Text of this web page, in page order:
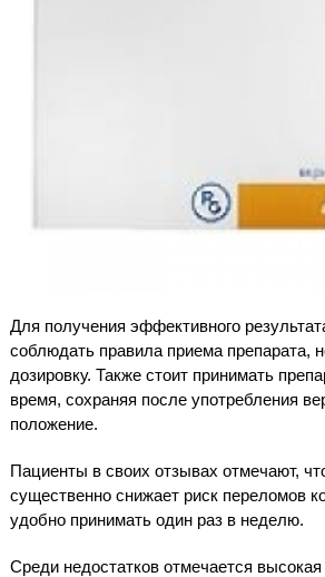
Для получения эффективного
соблюдать правила приема препарата,
дозировку. Также стоит принимать
время, сохраняя после употребления
положение.
Пациенты в своих отзывах отмечают,
существенно снижает риск переломов
удобно принимать один раз в неделю.
Среди недостатков отмечается